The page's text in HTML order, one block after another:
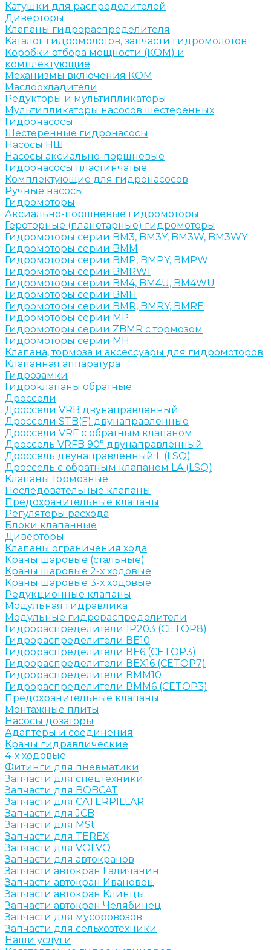
Катушки для распределителей
Диверторы
Клапаны гидрораспределителя
Каталог гидромолотов, запчасти гидромолотов
Коробки отбора мощности (КОМ) и
комплектующие
Механизмы включения КОМ
Маслоохладители
Редукторы и мультипликаторы
Мультипликаторы насосов шестеренных
Гидронасосы
Шестеренные гидронасосы
Насосы НШ
Насосы аксиально-поршневые
Гидронасосы пластинчатые
Комплектующие для гидронасосов
Ручные насосы
Гидромоторы
Аксиально-поршневые гидромоторы
Героторные (планетарные) гидромоторы
Гидромоторы серии BM3, BM3Y, BM3W, BM3WY
Гидромоторы серии BMM
Гидромоторы серии BMP, BMPY, BMPW
Гидромоторы серии BMRW1
Гидромоторы серии BМ4, BM4U, BМ4WU
Гидромоторы серии BМH
Гидромоторы серии BМR, BMRY, BМRE
Гидромоторы серии MP
Гидромоторы серии ZBMR с тормозом
Гидромоторы серии МH
Клапана, тормоза и аксессуары для гидромоторов
Клапанная аппаратура
Гидрозамки
Гидроклапаны обратные
Дроссели
Дроссели VRB двунаправленный
Дроссели STB(F) двунаправленные
Дроссели VRF с обратным клапаном
Дроссель VRFB 90° двунаправленный
Дроссель двунаправленный L (LSQ)
Дроссель с обратным клапаном LA (LSQ)
Клапаны тормозные
Последовательные клапаны
Предохранительные клапаны
Регуляторы расхода
Блоки клапанные
Диверторы
Клапаны ограничения хода
Краны шаровые (стальные)
Краны шаровые 2-х ходовые
Краны шаровые 3-х ходовые
Редукционные клапаны
Модульная гидравлика
Модульные гидрораспределители
Гидрораспределители 1Р203 (CETOP8)
Гидрораспределители ВЕ10
Гидрораспределители ВЕ6 (CETOP3)
Гидрораспределители ВЕХ16 (CETOP7)
Гидрораспределители ВММ10
Гидрораспределители ВММ6 (CETOP3)
Предохранительные клапаны
Монтажные плиты
Насосы дозаторы
Адаптеры и соединения
Краны гидравлические
4-х ходовые
Фитинги для пневматики
Запчасти для спецтехники
Запчасти для BOBCAT
Запчасти для CATERPILLAR
Запчасти для JCB
Запчасти для MSt
Запчасти для TEREX
Запчасти для VOLVO
Запчасти для автокранов
Запчасти автокран Галичанин
Запчасти автокран Ивановец
Запчасти автокран Клинцы
Запчасти автокран Челябинец
Запчасти для мусоровозов
Запчасти для сельхозтехники
Наши услуги